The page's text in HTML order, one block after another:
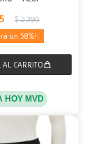
$ 2.390
58
HOY MVD